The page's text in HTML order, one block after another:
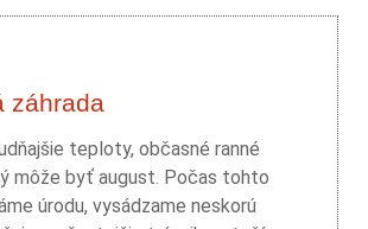
záhrada
teploty, občasné ranné
môže byť august. Počas tohto
úrodu, vysádzame neskorú